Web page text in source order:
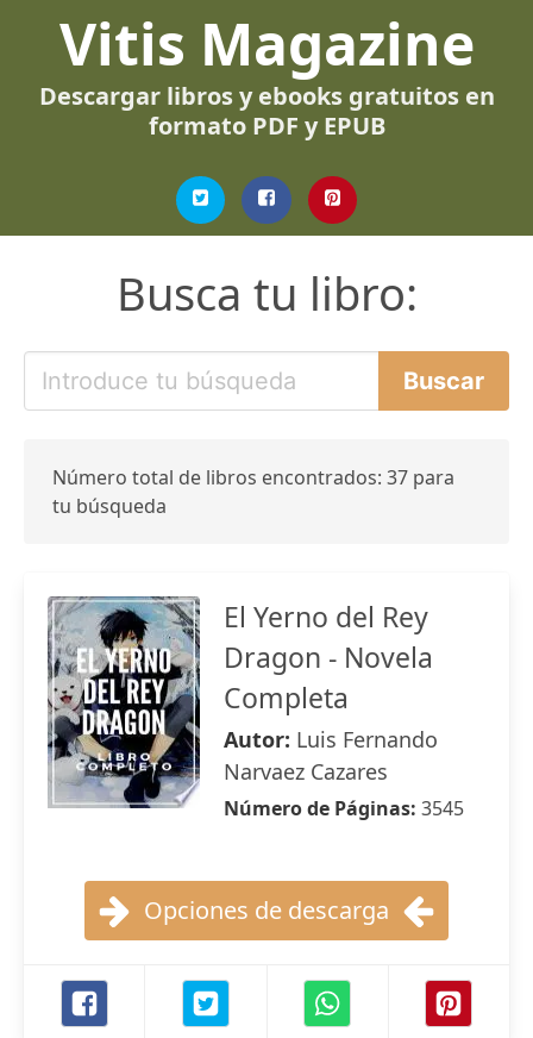
Vitis Magazine
Descargar libros y ebooks gratuitos en
formato PDF y EPUB
Busca tu libro:
Número total de libros encontrados: 37 para
tu búsqueda
El Yerno del Rey
Dragon - Novela
Completa
Autor: Luis Fernando
Narvaez Cazares
Número de Páginas: 3545
Opciones de descarga